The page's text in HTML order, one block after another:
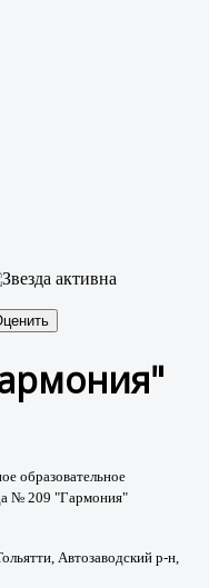
образовательное
№ 209 "Гармония"
Автозаводский р-н,